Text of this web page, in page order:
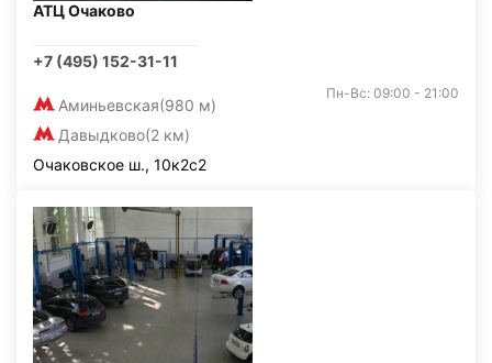
АТЦ Очаково
+7 (495) 152-31-11
Аминьевская(980 м)
Давыдково(2 км)
Пн-Вс: 09:00 - 21:00
Очаковское ш., 10к2с2